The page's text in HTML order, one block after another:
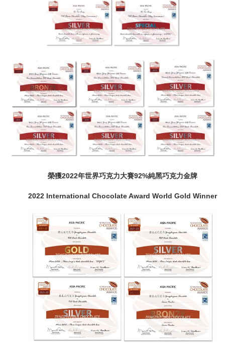
榮獲2022年世界巧克力大賽92%純黑巧克力金牌
2022 International Chocolate Award World Gold Winner